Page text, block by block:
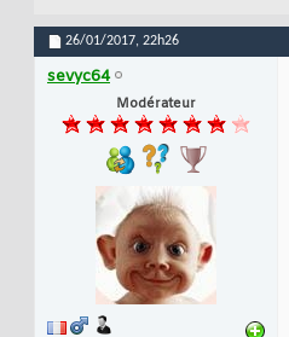
26/01/2017, 22h26
sevyc64
Modérateur